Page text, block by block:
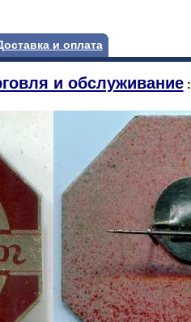
и оплата
и обслуживание: